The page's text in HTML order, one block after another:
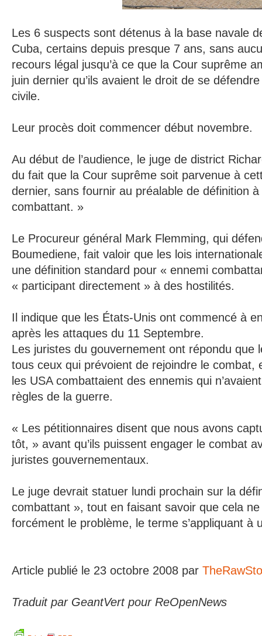
Les 6 suspects sont détenus à la base navale
Cuba, certains depuis presque 7 ans, sans
recours légal jusqu’à ce que la Cour suprême
juin dernier qu’ils avaient le droit de se
civile.
Leur procès doit commencer début novembre.
Au début de l’audience, le juge de district
du fait que la Cour suprême soit parvenue à
dernier, sans fournir au préalable de définition
combattant. »
Le Procureur général Mark Flemming, qui
Boumediene, fait valoir que les lois
une définition standard pour « ennemi
« participant directement » à des hostilités.
Il indique que les États-Unis ont commencé à
après les attaques du 11 Septembre.
Les juristes du gouvernement ont répondu que
tous ceux qui prévoient de rejoindre le combat,
les USA combattaient des ennemis qui
règles de la guerre.
« Les pétitionnaires disent que nous avons
tôt, » avant qu’ils puissent engager le combat
juristes gouvernementaux.
Le juge devrait statuer lundi prochain sur la
combattant », tout en faisant savoir que cela
forcément le problème, le terme s’appliquant à
Article publié le 23 octobre 2008 par
Traduit par GeantVert pour ReOpenNews